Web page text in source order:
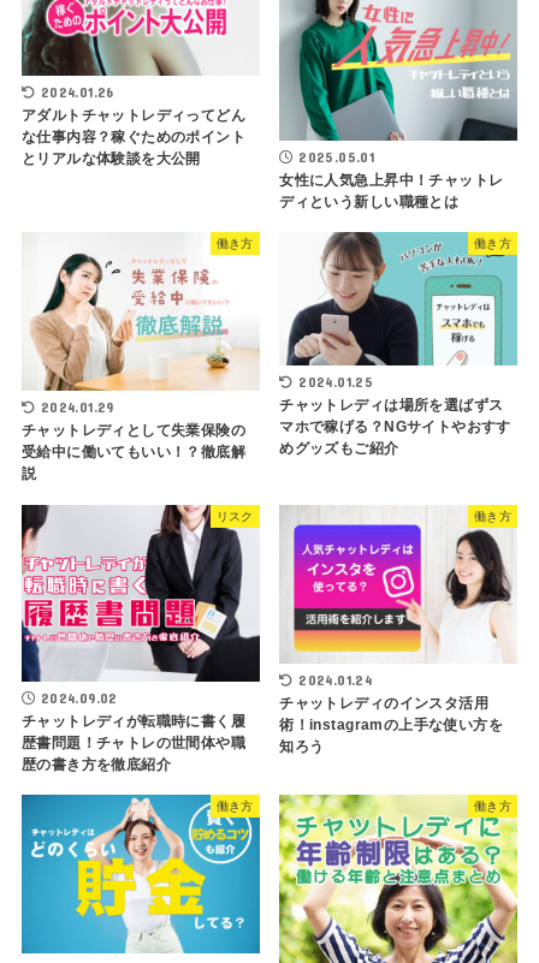
2024.01.26
アダルトチャットレディってどん
な仕事内容？稼ぐためのポイント
とリアルな体験談を大公開
2025.05.01
女性に人気急上昇中！チャットレ
ディという新しい職種とは
働き方
2024.01.29
チャットレディとして失業保険の
受給中に働いてもいい！？徹底解
説
働き方
2024.01.25
チャットレディは場所を選ばずス
マホで稼げる？NGサイトやおすす
めグッズもご紹介
リスク
2024.09.02
チャットレディが転職時に書く履
歴書問題！チャトレの世間体や職
歴の書き方を徹底紹介
働き方
2024.01.24
チャットレディのインスタ活用
術！instagramの上手な使い方を
知ろう
働き方 働き方